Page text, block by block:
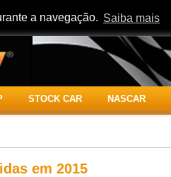
a navegação. Saiba mais
STOCK CAR NASCAR
em 2015